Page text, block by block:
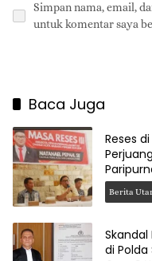
Simpan nama, email,
untuk komentar saya
Baca Juga
Reses
Berita
di